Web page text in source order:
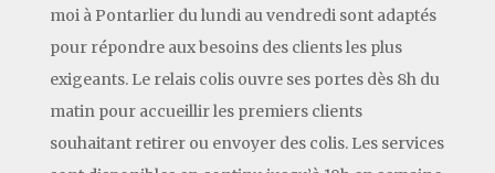
moi à Pontarlier du lundi au vendredi sont adaptés
pour répondre aux besoins des clients les plus
exigeants. Le relais colis ouvre ses portes dès 8h du
matin pour accueillir les premiers clients
souhaitant retirer ou envoyer des colis. Les services